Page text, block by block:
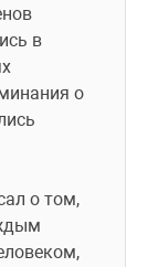
в
о
о том,